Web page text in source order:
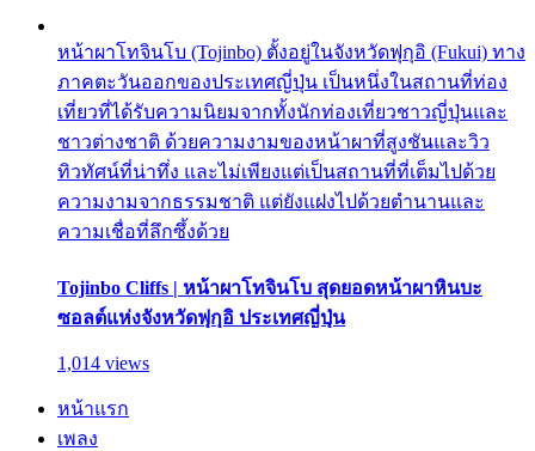
หน้าผาโทจินโบ (Tojinbo) ตั้งอยู่ในจังหวัดฟุกุอิ (Fukui) ทาง
ภาคตะวันออกของประเทศญี่ปุ่น เป็นหนึ่งในสถานที่ท่อง
เที่ยวที่ได้รับความนิยมจากทั้งนักท่องเที่ยวชาวญี่ปุ่นและ
ชาวต่างชาติ ด้วยความงามของหน้าผาที่สูงชันและวิว
ทิวทัศน์ที่น่าทึ่ง และไม่เพียงแต่เป็นสถานที่ที่เต็มไปด้วย
ความงามจากธรรมชาติ แต่ยังแฝงไปด้วยตำนานและ
ความเชื่อที่ลึกซึ้งด้วย
Tojinbo Cliffs | หน้าผาโทจินโบ สุดยอดหน้าผาหินบะ
ซอลต์แห่งจังหวัดฟุกุอิ ประเทศญี่ปุ่น
1,014 views
หน้าแรก
เพลง